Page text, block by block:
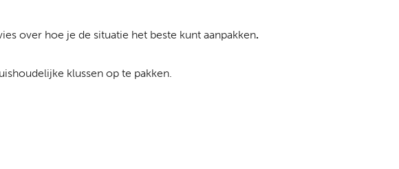
over hoe je de situatie het beste kunt aanpakken.
klussen op te pakken.